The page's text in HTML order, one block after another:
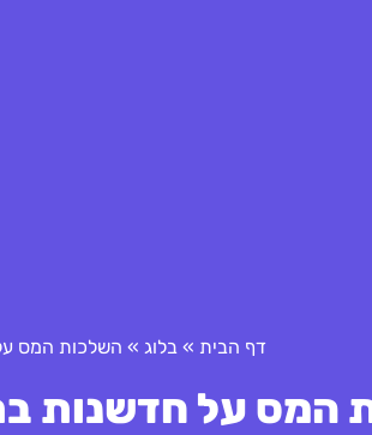
דף הבית » בלוג » השלכות המס
המס על חדשנות